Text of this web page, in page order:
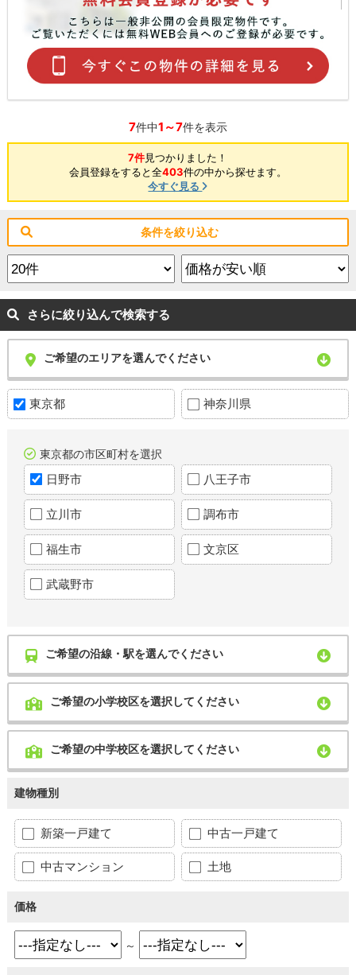
7件中1～7件を表示
7件見つかりました！
会員登録をすると全403件の中から探せます。
今すぐ見る
条件を絞り込む
さらに絞り込んで検索する
ご希望のエリアを選んでください
東京都 神奈川県
東京都の市区町村を選択
日野市 八王子市
立川市 調布市
福生市 文京区
武蔵野市
ご希望の沿線・駅を選んでください
ご希望の小学校区を選択してください
ご希望の中学校区を選択してください
建物種別
新築一戸建て 中古一戸建て
中古マンション 土地
価格
～